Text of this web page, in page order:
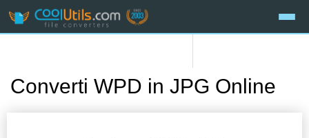
Converti WPD in JPG Online